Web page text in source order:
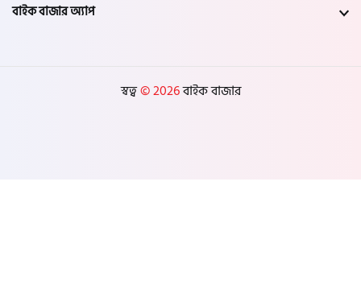
বাইক বাজার অ্যাপ
স্বত্ব© 2026বাইক বাজার